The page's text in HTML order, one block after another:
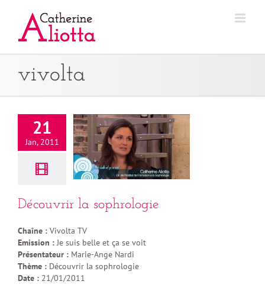
contenu
vivolta
21
Jan, 2011
Découvrir la sophrologie
Chaîne : Vivolta TV
Emission :Je suis belle et ça se voit
Présentateur : Marie-Ange Nardi
Thème : Découvrir la sophrologie
Date : 21/01/2011